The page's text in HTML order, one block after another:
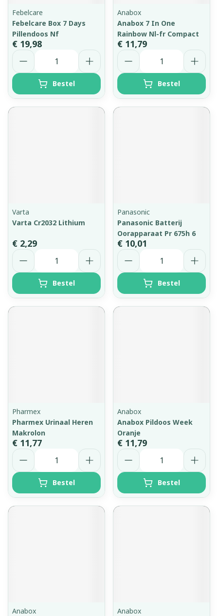
Febelcare
Febelcare Box 7 Days
Pillendoos Nf
€ 19,98
Aantal
Bestel
Anabox
Anabox 7 In One
Rainbow Nl-fr Compact
€ 11,79
Aantal
Bestel
Varta
Varta Cr2032 Lithium
€ 2,29
Aantal
Bestel
Panasonic
Panasonic Batterij
Oorapparaat Pr 675h 6
€ 10,01
Aantal
Bestel
Pharmex
Pharmex Urinaal Heren
Makrolon
€ 11,77
Aantal
Bestel
Anabox
Anabox Pildoos Week
Oranje
€ 11,79
Aantal
Bestel
Anabox
Anabox